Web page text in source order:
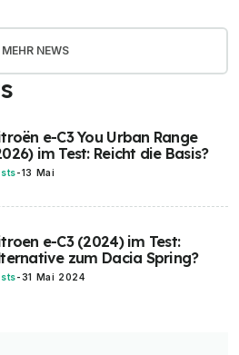
MEHR NEWS
e-C3 You Urban Range
im Test: Reicht die Basis?
-13 Mai
e-C3 (2024) im Test:
zum Dacia Spring?
-31 Mai 2024